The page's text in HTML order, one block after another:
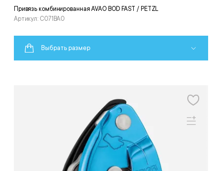
Привязь комбинированная AVAO BOD FAST / PETZL
Артикул: C071BA0
Выбрать размер